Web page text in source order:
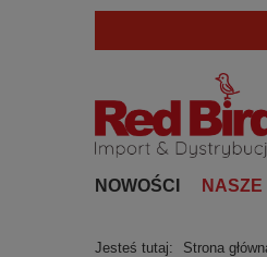
NOWOŚCI NASZE
Jesteś tutaj: Strona